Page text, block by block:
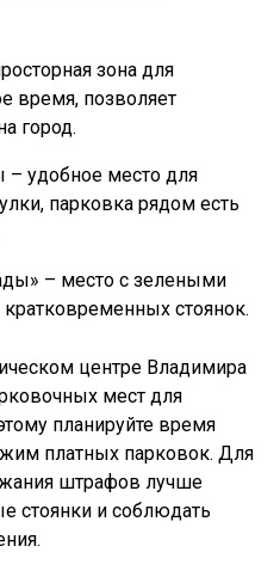
зона для
время, позволяет
город.
удобное место для
парковка рядом есть
– место с зелеными
стоянок.
центре Владимира
мест для
планируйте время
платных парковок. Для
штрафов лучше
стоянки и соблюдать